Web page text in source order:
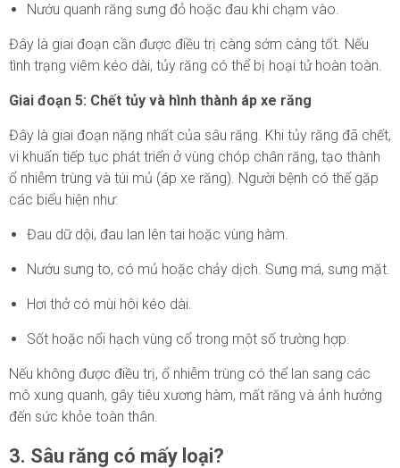
Nướu quanh răng sưng đỏ hoặc đau khi chạm vào.
Đây là giai đoạn cần được điều trị càng sớm càng tốt. Nếu
tình trạng viêm kéo dài, tủy răng có thể bị hoại tử hoàn toàn.
Giai đoạn 5: Chết tủy và hình thành áp xe răng
Đây là giai đoạn nặng nhất của sâu răng. Khi tủy răng đã chết,
vi khuẩn tiếp tục phát triển ở vùng chóp chân răng, tạo thành
ổ nhiễm trùng và túi mủ (áp xe răng). Người bệnh có thể gặp
các biểu hiện như:
Đau dữ dội, đau lan lên tai hoặc vùng hàm.
Nướu sưng to, có mủ hoặc chảy dịch. Sưng má, sưng mặt.
Hơi thở có mùi hôi kéo dài.
Sốt hoặc nổi hạch vùng cổ trong một số trường hợp.
Nếu không được điều trị, ổ nhiễm trùng có thể lan sang các
mô xung quanh, gây tiêu xương hàm, mất răng và ảnh hưởng
đến sức khỏe toàn thân.
3. Sâu răng có mấy loại?